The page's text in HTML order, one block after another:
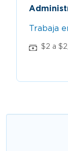
Trabaja
$2 a